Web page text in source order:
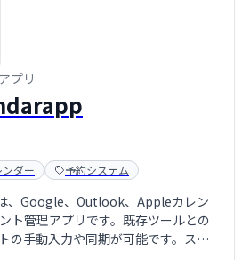
プリ
ダー 予約システム
、Google、Outlook、Appleカレン
ト管理アプリです。既存ツールとの
の手動入力や同期が可能です。スム